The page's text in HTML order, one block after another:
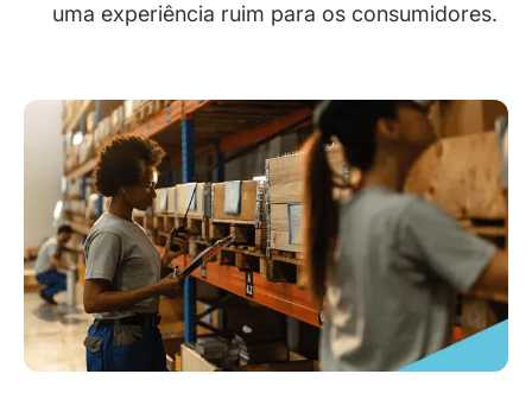
uma experiência ruim para os consumidores.